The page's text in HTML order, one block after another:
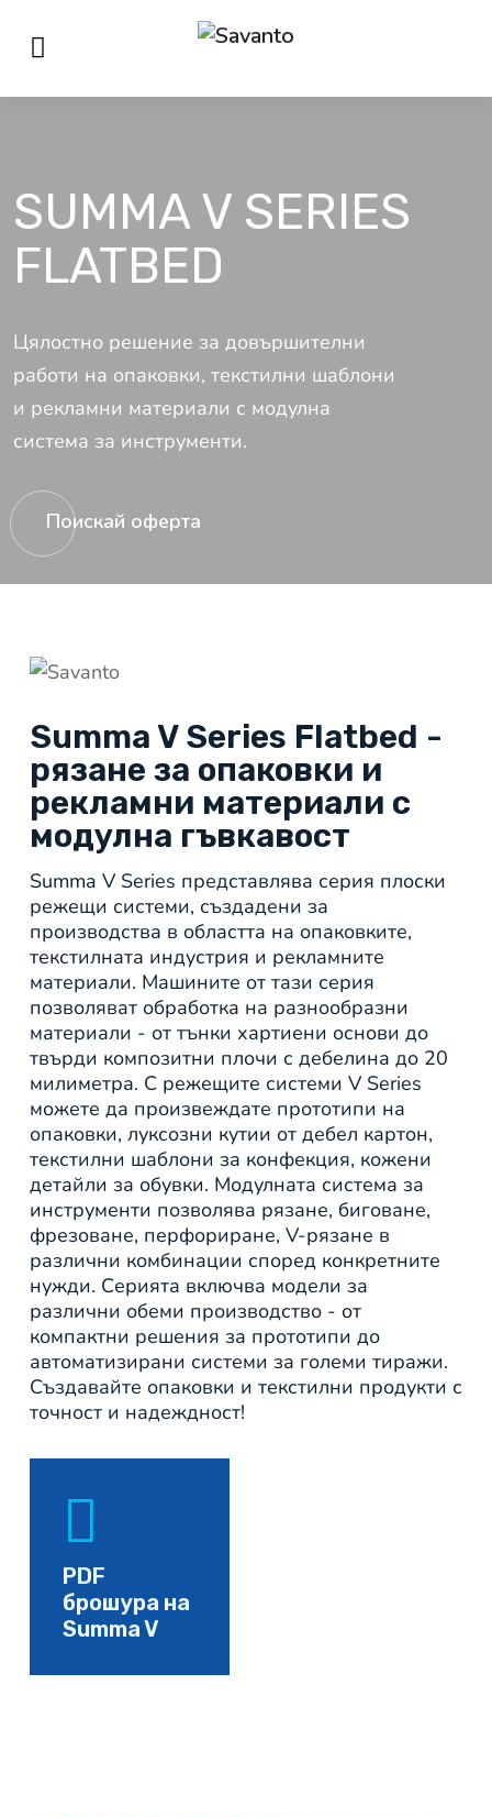
SUMMA V SERIES
FLATBED
Цялостно решение за довършителни
работи на опаковки, текстилни шаблони
и рекламни материали с модулна
система за инструменти.
Поискай оферта
Summa V Series Flatbed -
рязане за опаковки и
рекламни материали с
модулна гъвкавост
Summa V Series представлява серия плоски
режещи системи, създадени за
производства в областта на опаковките,
текстилната индустрия и рекламните
материали. Машините от тази серия
позволяват обработка на разнообразни
материали - от тънки хартиени основи до
твърди композитни плочи с дебелина до 20
милиметра. С режещите системи V Series
можете да произвеждате прототипи на
опаковки, луксозни кутии от дебел картон,
текстилни шаблони за конфекция, кожени
детайли за обувки. Модулната система за
инструменти позволява рязане, биговане,
фрезоване, перфориране, V-рязане в
различни комбинации според конкретните
нужди. Серията включва модели за
различни обеми производство - от
компактни решения за прототипи до
автоматизирани системи за големи тиражи.
Създавайте опаковки и текстилни продукти с
точност и надеждност!
PDF
брошура на
Summa V